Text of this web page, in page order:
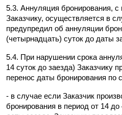
5.3. Аннуляция бронирования, с
Заказчику, осуществляется в
предупредил об аннуляции
(четырнадцать) суток до даты
5.4. При нарушении срока
14 суток до заезда) Заказчику
перенос даты бронирования
- в случае если Заказчик
бронирования в период от 14